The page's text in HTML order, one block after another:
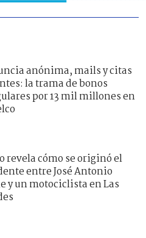
anónima, mails y citas
la trama de bonos
por 13 mil millones en
revela cómo se originó el
entre José Antonio
y un motociclista en Las